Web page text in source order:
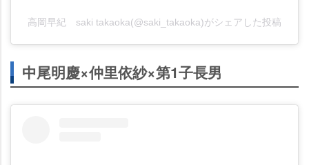
高岡早紀 saki takaoka(@saki_takaoka)がシェアした投稿
中尾明慶×仲里依紗×第1子長男